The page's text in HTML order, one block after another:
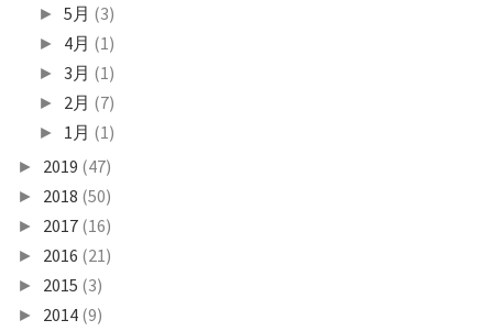
►5月 (3)
► 4月 (1)
►3月 (1)
► 2月 (7)
► 1月 (1)
► 2019 (47)
► 2018 (50)
► 2017 (16)
► 2016 (21)
► 2015 (3)
► 2014 (9)